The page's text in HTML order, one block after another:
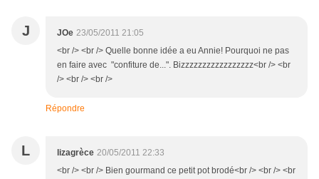
J JOe 23/05/2011 21:05
<br /> <br /> Quelle bonne idée a eu Annie! Pourquoi ne pas
en faire avec "confiture de...". Bizzzzzzzzzzzzzzzzz<br /> <br
/> <br /> <br />
Répondre
L lizagrèce 20/05/2011 22:33
<br /> <br /> Bien gourmand ce petit pot brodé<br /> <br /> <br